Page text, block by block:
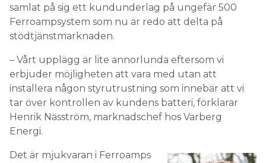
samlat på sig ett kundunderlag på ungefär 500
Ferroampsystem som nu är redo att delta på
stödtjänstmarknaden.
– Vårt upplägg är lite annorlunda eftersom vi
erbjuder möjligheten att vara med utan att
installera någon styrutrustning som innebär att vi
tar över kontrollen av kundens batteri, förklarar
Henrik Näsström, marknadschef hos Varberg
Energi.
Det är mjukvaran i Ferroamps